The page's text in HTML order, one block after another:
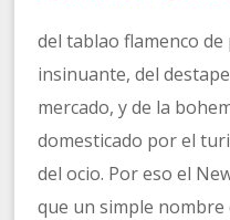
del tablao flamenco
insinuante, del
mercado, y de la
domesticado por el
del ocio. Por eso el
que un simple nombre